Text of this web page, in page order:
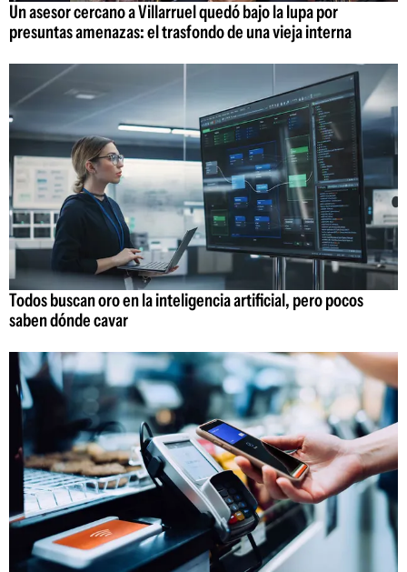
Un asesor cercano a Villarruel quedó bajo la lupa por
presuntas amenazas: el trasfondo de una vieja interna
Todos buscan oro en la inteligencia artificial, pero pocos
saben dónde cavar